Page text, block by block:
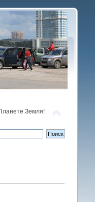
Земля!